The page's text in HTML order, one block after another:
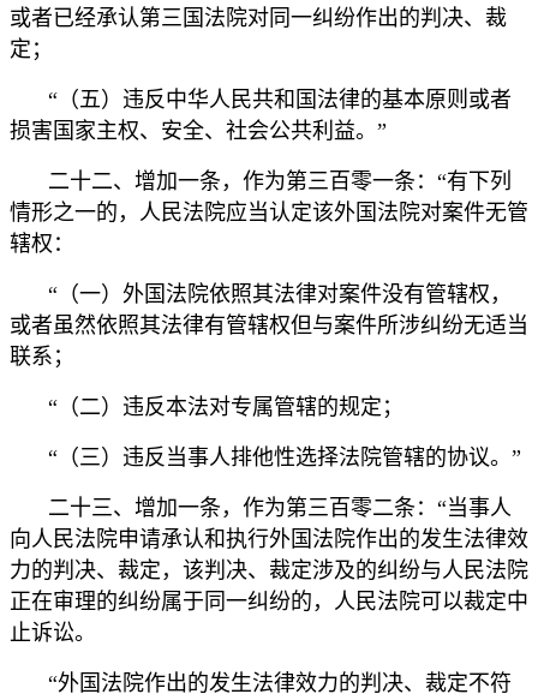
或者已经承认第三国法院对同一纠纷作出的判决、裁
定；
“（五）违反中华人民共和国法律的基本原则或者
损害国家主权、安全、社会公共利益。”
二十二、增加一条，作为第三百零一条：“有下列
情形之一的，人民法院应当认定该外国法院对案件无管
辖权：
“（一）外国法院依照其法律对案件没有管辖权，
或者虽然依照其法律有管辖权但与案件所涉纠纷无适当
联系；
“（二）违反本法对专属管辖的规定；
“（三）违反当事人排他性选择法院管辖的协议。”
二十三、增加一条，作为第三百零二条：“当事人
向人民法院申请承认和执行外国法院作出的发生法律效
力的判决、裁定，该判决、裁定涉及的纠纷与人民法院
正在审理的纠纷属于同一纠纷的，人民法院可以裁定中
止诉讼。
“外国法院作出的发生法律效力的判决、裁定不符